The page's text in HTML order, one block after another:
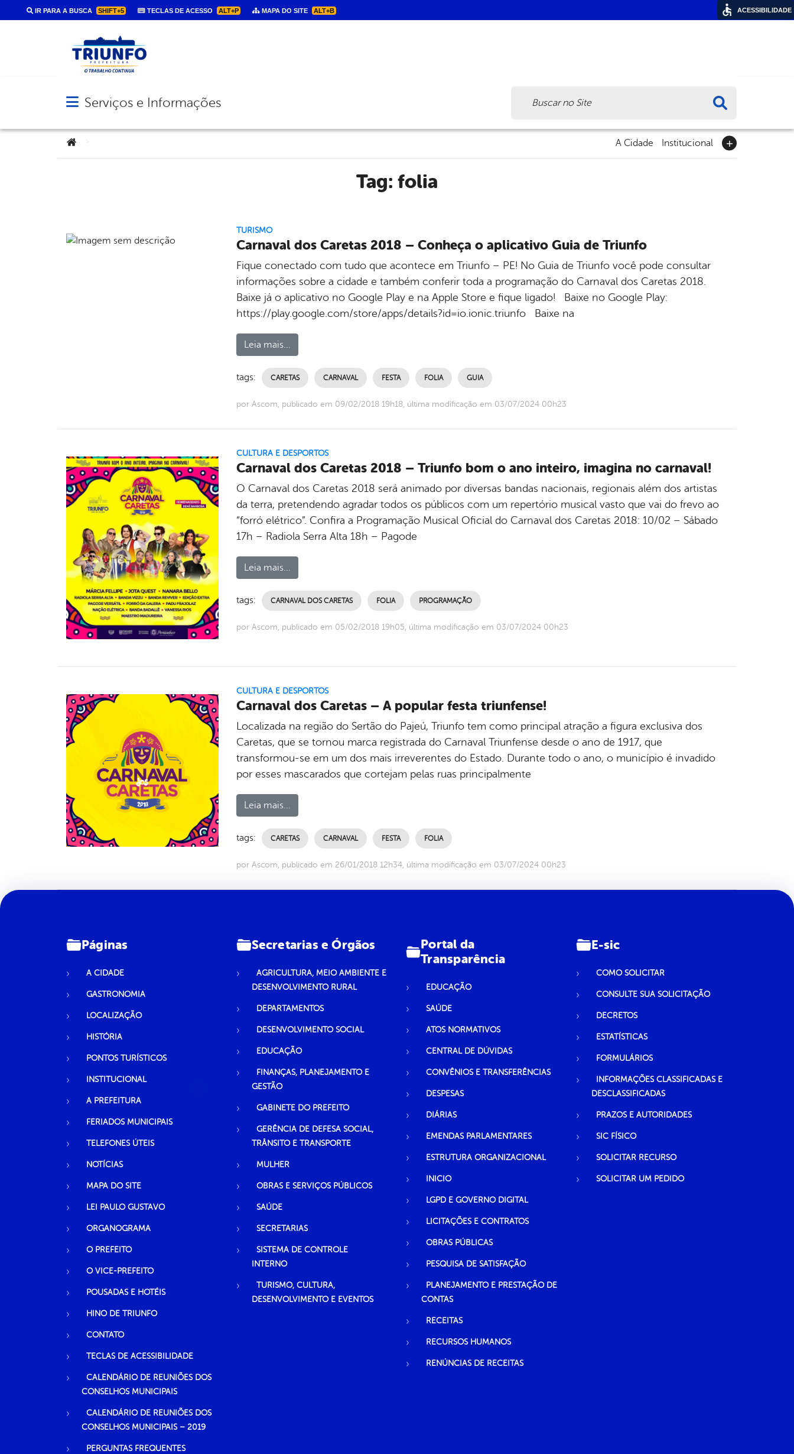
IR PARA A BUSCA SHIFT+5 TECLAS DE ACESSO ALT+P MAPA DO SITE ALT+B
Abrir menu principal de navegação
Serviços e Informações
Você está aqui: A Cidade Institucional
Tag: folia
TURISMO
Carnaval dos Caretas 2018 – Conheça o aplicativo Guia de Triunfo
Fique conectado com tudo que acontece em Triunfo – PE! No Guia de Triunfo você pode consultar
informações sobre a cidade e também conferir toda a programação do Carnaval dos Caretas 2018.
Baixe já o aplicativo no Google Play e na Apple Store e fique ligado! Baixe no Google Play:
https://play.google.com/store/apps/details?id=io.ionic.triunfo Baixe na
Leia mais...
tags: CARETAS CARNAVAL FESTA FOLIA GUIA
por Ascom, publicado em 09/02/2018 19h18, última modificação em 03/07/2024 00h23
CULTURA E DESPORTOS
Carnaval dos Caretas 2018 – Triunfo bom o ano inteiro, imagina no carnaval!
O Carnaval dos Caretas 2018 será animado por diversas bandas nacionais, regionais além dos artistas
da terra, pretendendo agradar todos os públicos com um repertório musical vasto que vai do frevo ao
“forró elétrico”. Confira a Programação Musical Oficial do Carnaval dos Caretas 2018: 10/02 – Sábado
17h – Radiola Serra Alta 18h – Pagode
Leia mais...
tags: CARNAVAL DOS CARETAS FOLIA PROGRAMAÇÃO
por Ascom, publicado em 05/02/2018 19h05, última modificação em 03/07/2024 00h23
CULTURA E DESPORTOS
Carnaval dos Caretas – A popular festa triunfense!
Localizada na região do Sertão do Pajeú, Triunfo tem como principal atração a figura exclusiva dos
Caretas, que se tornou marca registrada do Carnaval Triunfense desde o ano de 1917, que
transformou-se em um dos mais irreverentes do Estado. Durante todo o ano, o município é invadido
por esses mascarados que cortejam pelas ruas principalmente
Leia mais...
tags: CARETAS CARNAVAL FESTA FOLIA
por Ascom, publicado em 26/01/2018 12h34, última modificação em 03/07/2024 00h23
Páginas
A CIDADE
GASTRONOMIA
LOCALIZAÇÃO
HISTÓRIA
PONTOS TURÍSTICOS
INSTITUCIONAL
A PREFEITURA
FERIADOS MUNICIPAIS
TELEFONES ÚTEIS
NOTÍCIAS
MAPA DO SITE
LEI PAULO GUSTAVO
ORGANOGRAMA
O PREFEITO
O VICE-PREFEITO
POUSADAS E HOTÉIS
HINO DE TRIUNFO
CONTATO
TECLAS DE ACESSIBILIDADE
CALENDÁRIO DE REUNIÕES DOS
CONSELHOS MUNICIPAIS
CALENDÁRIO DE REUNIÕES DOS
CONSELHOS MUNICIPAIS – 2019
PERGUNTAS FREQUENTES
Secretarias e Órgãos
AGRICULTURA, MEIO AMBIENTE E
DESENVOLVIMENTO RURAL
DEPARTAMENTOS
DESENVOLVIMENTO SOCIAL
EDUCAÇÃO
FINANÇAS, PLANEJAMENTO E
GESTÃO
GABINETE DO PREFEITO
GERÊNCIA DE DEFESA SOCIAL,
TRÂNSITO E TRANSPORTE
MULHER
OBRAS E SERVIÇOS PÚBLICOS
SAÚDE
SECRETARIAS
SISTEMA DE CONTROLE
INTERNO
TURISMO, CULTURA,
DESENVOLVIMENTO E EVENTOS
Portal da
Transparência
EDUCAÇÃO
SAÚDE
ATOS NORMATIVOS
CENTRAL DE DÚVIDAS
CONVÊNIOS E TRANSFERÊNCIAS
DESPESAS
DIÁRIAS
EMENDAS PARLAMENTARES
ESTRUTURA ORGANIZACIONAL
INICIO
LGPD E GOVERNO DIGITAL
LICITAÇÕES E CONTRATOS
OBRAS PÚBLICAS
PESQUISA DE SATISFAÇÃO
PLANEJAMENTO E PRESTAÇÃO DE
CONTAS
RECEITAS
RECURSOS HUMANOS
RENÚNCIAS DE RECEITAS
E-sic
COMO SOLICITAR
CONSULTE SUA SOLICITAÇÃO
DECRETOS
ESTATÍSTICAS
FORMULÁRIOS
INFORMAÇÕES CLASSIFICADAS E
DESCLASSIFICADAS
PRAZOS E AUTORIDADES
SIC FÍSICO
SOLICITAR RECURSO
SOLICITAR UM PEDIDO
ACESSIBILIDADE